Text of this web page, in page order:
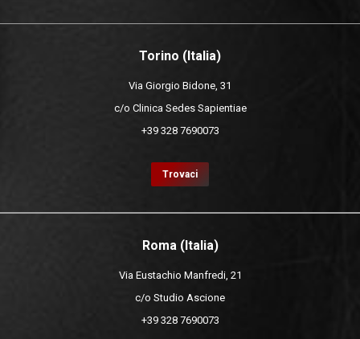
Torino (Italia)
Via Giorgio Bidone, 31
c/o Clinica Sedes Sapientiae
+39 328 7690073
Trovaci
Roma (Italia)
Via Eustachio Manfredi, 21
c/o Studio Ascione
+39 328 7690073